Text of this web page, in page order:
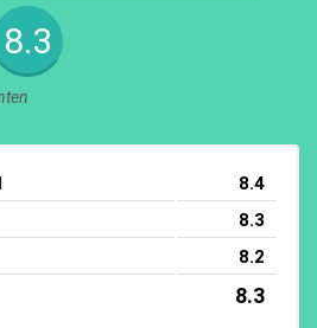
8.3
8.4
8.3
8.2
8.3